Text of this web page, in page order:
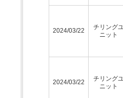
2024/03/22
チリングユ
ニット
2024/03/22
チリングユ
ニット